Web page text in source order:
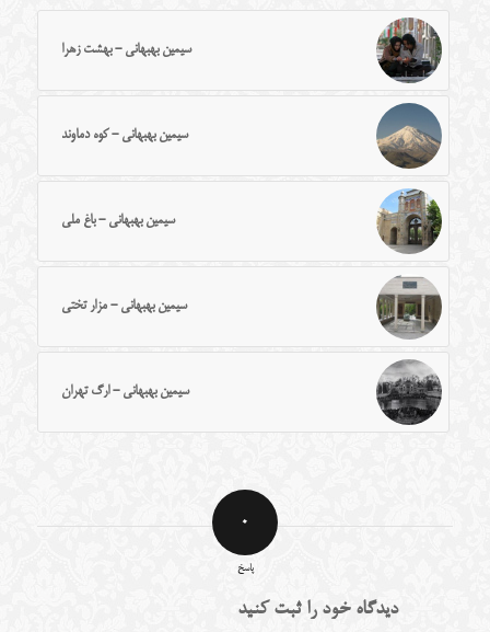
سیمین بهبهانی - بهشت زهرا
سیمین بهبهانی - کوه دماوند
سیمین بهبهانی - باغ ملی
سیمین بهبهانی - مزار تختی
سیمین بهبهانی - ارگ تهران
0
پاسخ
دیدگاه خود را ثبت کنید